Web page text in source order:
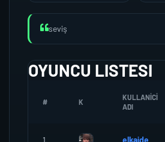
seviş
OYUNCU LISTESI
# K
KULLANICI
ADI
1. elkaide